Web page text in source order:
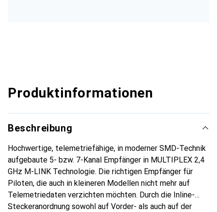
Produktinformationen
Beschreibung
Hochwertige, telemetriefähige, in moderner SMD-Technik
aufgebaute 5- bzw. 7-Kanal Empfänger in MULTIPLEX 2,4
GHz M-LINK Technologie. Die richtigen Empfänger für
Piloten, die auch in kleineren Modellen nicht mehr auf
Telemetriedaten verzichten möchten. Durch die Inline-
Steckeranordnung sowohl auf Vorder- als auch auf der